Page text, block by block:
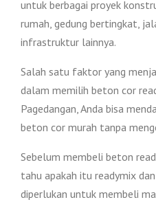
untuk berbagai proyek
rumah, gedung bertingkat,
infrastruktur lainnya.
Salah satu faktor yang
dalam memilih beton cor
Pagedangan, Anda bisa
beton cor murah tanpa
Sebelum membeli beton
tahu apakah itu readymix
diperlukan untuk membeli